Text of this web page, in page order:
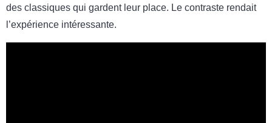
des classiques qui gardent leur place. Le contraste rendait
l’expérience intéressante.